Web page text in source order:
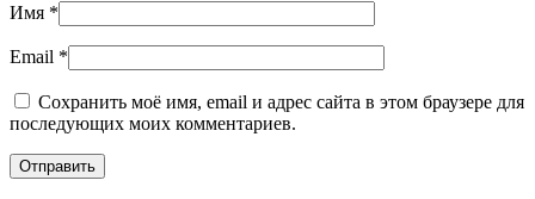
Имя *
Email *
Сохранить моё имя, email и адрес сайта в этом браузере для
последующих моих комментариев.